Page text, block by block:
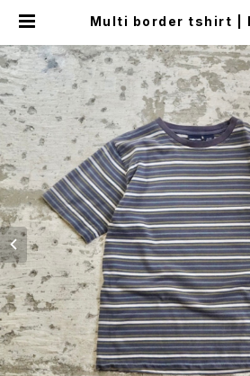
Multi border tshirt |